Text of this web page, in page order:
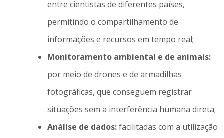
entre cientistas de diferentes países,
permitindo o compartilhamento de
informações e recursos em tempo real;
Monitoramento ambiental e de animais:
por meio de drones e de armadilhas
fotográficas, que conseguem registrar
situações sem a interferência humana direta;
Análise de dados:facilitadas com a utilização